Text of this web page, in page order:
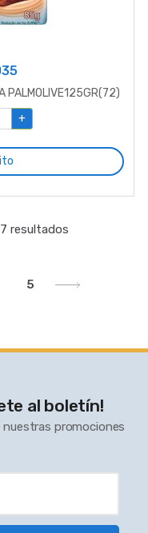
PALMOLIVE125GR(72)
+
resultados
5
al boletín!
nuestras promociones